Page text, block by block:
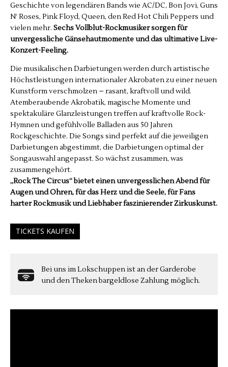
Geschichte von legendären Bands wie AC/DC, Bon Jovi, Guns
N‘ Roses, Pink Floyd, Queen, den Red Hot Chili Peppers und
vielen mehr. Sechs Vollblut-Rockmusiker sorgen für
unvergessliche Gänsehautmomente und das ultimative Live-
Konzert-Feeling.
Die musikalischen Darbietungen werden durch artistische
Höchstleistungen internationaler Akrobaten zu einer neuen
Kunstform verschmolzen – rasant, kraftvoll und wild.
Atemberaubende Akrobatik, magische Momente und
spektakuläre Glanzleistungen treffen auf kraftvolle Rock-
Hymnen und gefühlvolle Balladen aus 50 Jahren
Rockgeschichte. Die Songs sind perfekt auf die jeweiligen
Darbietungen abgestimmt, die Darbietungen optimal der
Songauswahl angepasst. So wächst zusammen, was
zusammengehört.
„Rock The Circus“ bietet einen unvergesslichen Abend für
Augen und Ohren, für das Herz und die Seele, für Fans
harter Rockmusik und Liebhaber faszinierender Zirkuskunst.
TICKETS KAUFEN
Bei uns im Lokschuppen ist an der Garderobe
und den Theken bargeldlose Zahlung möglich.